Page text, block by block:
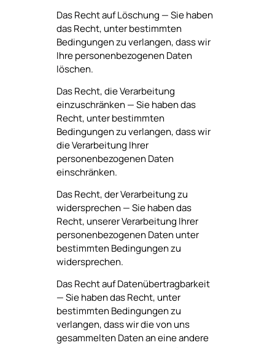
Das Recht auf Löschung — Sie haben
das Recht, unter bestimmten
Bedingungen zu verlangen, dass wir
Ihre personenbezogenen Daten
löschen.
Das Recht, die Verarbeitung
einzuschränken — Sie haben das
Recht, unter bestimmten
Bedingungen zu verlangen, dass wir
die Verarbeitung Ihrer
personenbezogenen Daten
einschränken.
Das Recht, der Verarbeitung zu
widersprechen — Sie haben das
Recht, unserer Verarbeitung Ihrer
personenbezogenen Daten unter
bestimmten Bedingungen zu
widersprechen.
Das Recht auf Datenübertragbarkeit
— Sie haben das Recht, unter
bestimmten Bedingungen zu
verlangen, dass wir die von uns
gesammelten Daten an eine andere